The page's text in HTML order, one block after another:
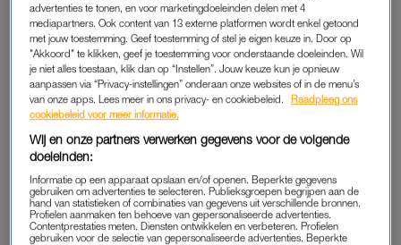
met drie millimeter. Dan zit het in ieder geval niet meer voor je
ogen”, geeft de kapster aan. “Maar begin niet aan een pony
tijdens deze lockdown. Dat gaat bijna altijd mis, ik vind het al
lastig om mijn eigenbangs te knippen. Laat staan een leek”,
voegt ze toe.
Ook geeft Morriën aan om een keer een video te kijken op
Youtube van mensen die voor het eerst bangs knippen. “Dan
ben je meteen van het idee af.”
advertenties te tonen, en voor marketingdoeleinden delen met 4
mediapartners. Ook content van 13 externe platformen wordt enkel getoond
met jouw toestemming. Geef toestemming of stel je eigen keuze in. Door op
"Akkoord" te klikken, geef je toestemming voor onderstaande doeleinden. Wil
je niet alles toestaan, klik dan op “Instellen”. Jouw keuze kun je opnieuw
aanpassen via “Privacy-instellingen” onderaan onze websites of in de menu’s
van onze apps. Lees meer in ons privacy- en cookiebeleid.
Raadpleeg ons
cookiebeleid voor meer informatie.
Wij en onze partners verwerken gegevens voor de volgende
doeleinden:
Informatie op een apparaat opslaan en/of openen. Beperkte gegevens
gebruiken om advertenties te selecteren. Publieksgroepen begrijpen aan de
hand van statistieken of combinaties van gegevens uit verschillende bronnen.
Profielen aanmaken ten behoeve van gepersonaliseerde advertenties.
Contentprestaties meten. Diensten ontwikkelen en verbeteren. Profielen
gebruiken voor de selectie van gepersonaliseerde advertenties. Beperkte